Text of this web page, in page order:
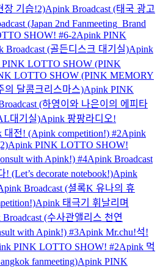
장 기습!2)Apink Broadcast (태국 광고
(Japan 2nd Fanmeeting_Brand
SHOW! #6-2Apink PINK
Broadcast (골든디스크 대기실)Apink
PINK LOTTO SHOW (PINK
LOTTO SHOW (PINK MEMORY
의 달콤크리스마스)Apink PINK
(하영이와 나은이의 에피타
대기실)Apink 팡팡라디오!
대전! (Apink competition!) #2Apink
Apink PINK LOTTO SHOW!
with Apink!) #4Apink Broadcast
(Let’s decorate notebook!)Apink
Broadcast (셜록K 유나의 휴
Apink 태극기 휘날리며
(수사관앨리스 천연
with Apink!) #3Apink Mr.chu!석!
PINK LOTTO SHOW! #2Apink 먹
fanmeeting)Apink PINK